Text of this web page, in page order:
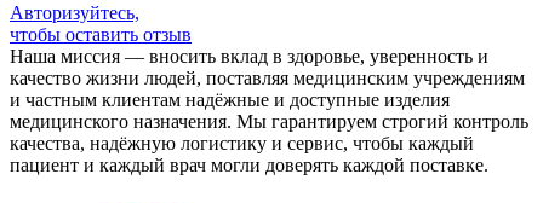
Авторизуйтесь,
чтобы оставить отзыв
Наша миссия — вносить вклад в здоровье, уверенность и
качество жизни людей, поставляя медицинским учреждениям
и частным клиентам надёжные и доступные изделия
медицинского назначения. Мы гарантируем строгий контроль
качества, надёжную логистику и сервис, чтобы каждый
пациент и каждый врач могли доверять каждой поставке.